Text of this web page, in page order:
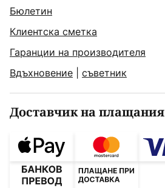
Бюлетин
Клиентска сметка
Гаранции на производителя
Вдъхновение
съветник
Доставчик на плащания